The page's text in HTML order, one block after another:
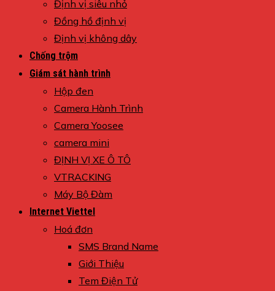
Định vị siêu nhỏ
Đồng hồ định vị
Định vị không dây
Chống trộm
Giám sát hành trình
Hộp đen
Camera Hành Trình
Camera Yoosee
camera mini
ĐỊNH VỊ XE Ô TÔ
VTRACKING
Máy Bộ Đàm
Internet Viettel
Hoá đơn
SMS Brand Name
Giới Thiệu
Tem Điện Tử